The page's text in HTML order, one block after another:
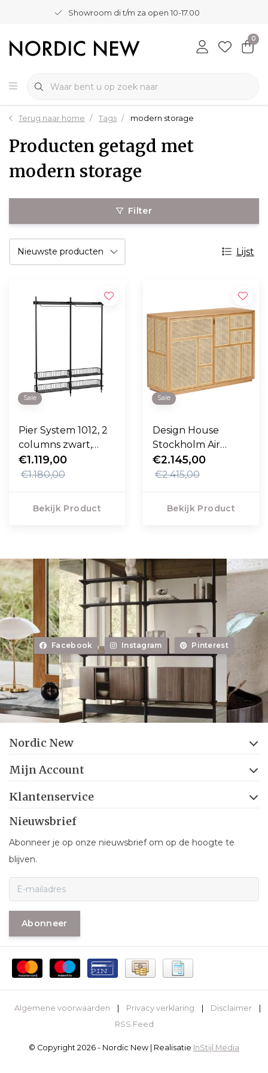
Showroom di t/m za open 10-17.00
0
Terug naar home Tags modern storage
Producten getagd met
modern storage
Filter
Lijst
Sale
Pier System 1012, 2
columns zwart,
zwart
€1.119,00
€1.180,00
Bekijk Product
Sale
Design House
Stockholm Air
Dressoir eiken
€2.145,00
€2.415,00
Bekijk Product
Facebook Instagram Pinterest
Nordic New
Mijn Account
Klantenservice
Nieuwsbrief
Abonneer je op onze nieuwsbrief om op de hoogte te
blijven.
Abonneer
Algemene voorwaarden Privacy verklaring Disclaimer
RSS Feed
© Copyright 2026 - Nordic New | Realisatie InStijl Media